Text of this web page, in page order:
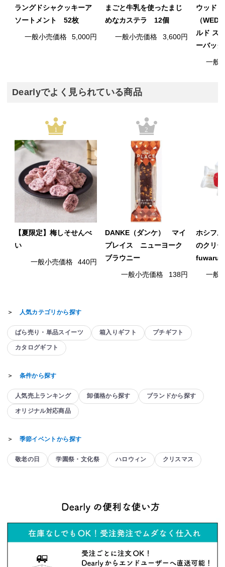
ラングドシャクッキーア
ソートメント 52枚
一般小売価格 5,000円
まごと牛乳を使ったまじ
めなカステラ 12個
一般小売価格 3,600円
ウッド
（
ルド ス
ーバッ
一般
Dearlyでよく見られている商品
1
【夏限定】梅しそせんべ
い
一般小売価格 440円
2
DANKE（ダンケ） マイ
プレイス ニューヨーク
ブラウニー
一般小売価格 138円
ホシフ
のクリ
fuwaru
一般
＞ 人気カテゴリから探す
ばら売り・単品スイーツ 箱入りギフト プチギフト
カタログギフト
＞ 条件から探す
人気売上ランキング 卸価格から探す ブランドから探す
オリジナル対応商品
＞ 季節イベントから探す
敬老の日 学園祭・文化祭 ハロウィン クリスマス